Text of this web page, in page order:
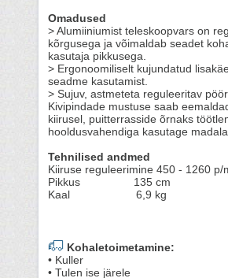
Omadused
> Alumiiniumist teleskoopvars on
kõrgusega ja võimaldab seadet
kasutaja pikkusega.
> Ergonoomiliselt kujundatud
seadme kasutamist.
> Sujuv, astmeteta reguleeritav
Kivipindade mustuse saab
kiirusel, puitterrasside õrnaks
hooldusvahendiga kasutage
Tehnilised andmed
Kiiruse reguleerimine 450 - 1260 p/
Pikkus 135 cm
Kaal 6,9 kg
Kohaletoimetamine:
• Kuller
• Tulen ise järele